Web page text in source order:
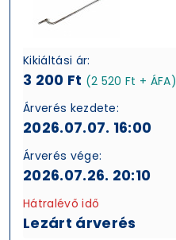
Kikiáltási ár:
3 200 Ft (2 520 Ft + ÁFA)
Árverés kezdete:
2026.07.07. 16:00
Árverés vége:
2026.07.26. 20:10
Hátralévő idő
Lezárt árverés